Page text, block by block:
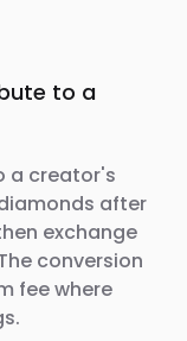
to a
a creator's
after
exchange
conversion
fee where